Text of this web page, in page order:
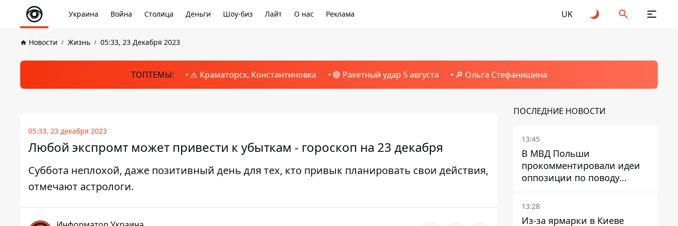
Украина Война Столица Деньги Шоу-биз Лайт О нас Реклама UK
Новости Жизнь 05:33, 23 Декабря 2023
ТОПТЕМЫ: ⚠️ Краматорск, Константиновка 🔴 Ракетный удар 5 августа 🔎 Ольга Стефанишина
05:33, 23 декабря 2023
Любой экспромт может привести к убыткам - гороскоп на 23 декабря
Суббота неплохой, даже позитивный день для тех, кто привык планировать свои действия,
отмечают астрологи.
ПОСЛЕДНИЕ НОВОСТИ
13:45
В МВД Польши
прокомментировали идеи
оппозиции по поводу
депортации украинских
мужчин - абсурд и популизм
13:28
Из-за ярмарки в Киеве